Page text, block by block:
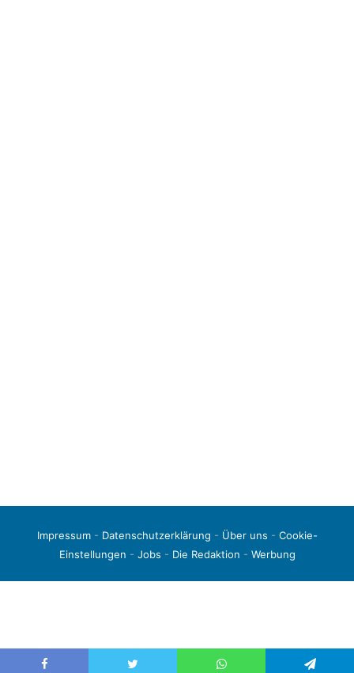
Impressum- Datenschutzerklärung - Über uns - Cookie-
Einstellungen - Jobs - Die Redaktion - Werbung